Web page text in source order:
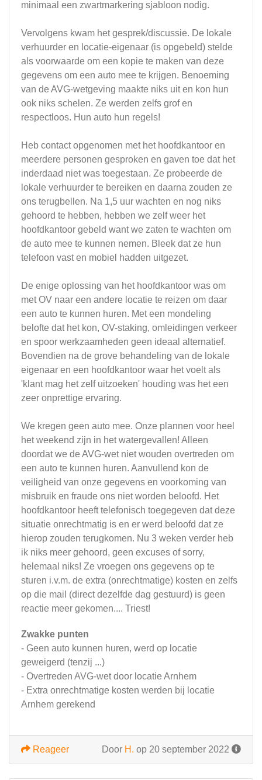
minimaal een zwartmarkering sjabloon nodig.
Vervolgens kwam het gesprek/discussie. De lokale
verhuurder en locatie-eigenaar (is opgebeld) stelde
als voorwaarde om een kopie te maken van deze
gegevens om een auto mee te krijgen. Benoeming
van de AVG-wetgeving maakte niks uit en kon hun
ook niks schelen. Ze werden zelfs grof en
respectloos. Hun auto hun regels!
Heb contact opgenomen met het hoofdkantoor en
meerdere personen gesproken en gaven toe dat het
inderdaad niet was toegestaan. Ze probeerde de
lokale verhuurder te bereiken en daarna zouden ze
ons terugbellen. Na 1,5 uur wachten en nog niks
gehoord te hebben, hebben we zelf weer het
hoofdkantoor gebeld want we zaten te wachten om
de auto mee te kunnen nemen. Bleek dat ze hun
telefoon vast en mobiel hadden uitgezet.
De enige oplossing van het hoofdkantoor was om
met OV naar een andere locatie te reizen om daar
een auto te kunnen huren. Met een mondeling
belofte dat het kon, OV-staking, omleidingen verkeer
en spoor werkzaamheden geen ideaal alternatief.
Bovendien na de grove behandeling van de lokale
eigenaar en een hoofdkantoor waar het voelt als
'klant mag het zelf uitzoeken' houding was het een
zeer onprettige ervaring.
We kregen geen auto mee. Onze plannen voor heel
het weekend zijn in het watergevallen! Alleen
doordat we de AVG-wet niet wouden overtreden om
een auto te kunnen huren. Aanvullend kon de
veiligheid van onze gegevens en voorkoming van
misbruik en fraude ons niet worden beloofd. Het
hoofdkantoor heeft telefonisch toegegeven dat deze
situatie onrechtmatig is en er werd beloofd dat ze
hierop zouden terugkomen. Nu 3 weken verder heb
ik niks meer gehoord, geen excuses of sorry,
helemaal niks! Ze vroegen ons gegevens op te
sturen i.v.m. de extra (onrechtmatige) kosten en zelfs
op die mail (direct dezelfde dag gestuurd) is geen
reactie meer gekomen.... Triest!
Zwakke punten
- Geen auto kunnen huren, werd op locatie
geweigerd (tenzij ...)
- Overtreden AVG-wet door locatie Arnhem
- Extra onrechtmatige kosten werden bij locatie
Arnhem gerekend
Door H. op 20 september 2022
Reageer